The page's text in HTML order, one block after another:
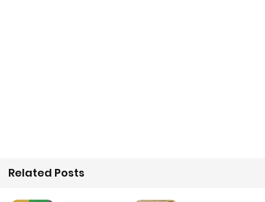
Related Posts